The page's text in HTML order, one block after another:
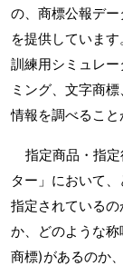
の、商標公報デ
を提供していま
訓練用シミュレ
ミング、文字商
情報を調べること
指定商品・指
ター」において
指定されている
か、どのような
商標)があるのか